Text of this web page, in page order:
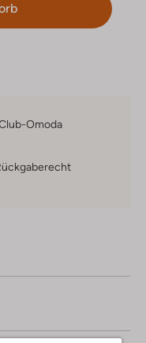
Omoda